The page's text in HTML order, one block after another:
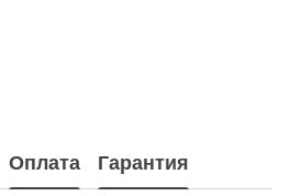
Оплата Гарантия